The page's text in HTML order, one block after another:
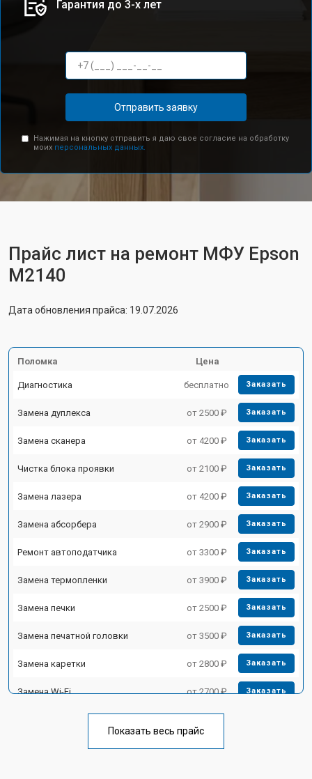
Гарантия до 3-х лет
Отправить заявку
Нажимая на кнопку отправить я даю свое согласие на обработку
моих персональных данных.
Прайс лист на ремонт МФУ Epson
M2140
Дата обновления прайса: 19.07.2026
Поломка Цена
Диагностика бесплатно Заказать
Замена дуплекса от 2500 ₽ Заказать
Замена сканера от 4200 ₽ Заказать
Чистка блока проявки от 2100 ₽ Заказать
Замена лазера от 4200 ₽ Заказать
Замена абсорбера от 2900 ₽ Заказать
Ремонт автоподатчика от 3300 ₽ Заказать
Замена термопленки от 3900 ₽ Заказать
Замена печки от 2500 ₽ Заказать
Замена печатной головки от 3500 ₽ Заказать
Замена каретки от 2800 ₽ Заказать
Замена Wi-Fi от 2700 ₽ Заказать
от 3500 ₽
Показать весь прайс